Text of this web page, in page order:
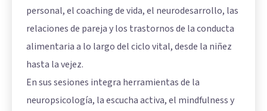
personal, el coaching de vida, el neurodesarrollo, las
relaciones de pareja y los trastornos de la conducta
alimentaria a lo largo del ciclo vital, desde la niñez
hasta la vejez.
En sus sesiones integra herramientas de la
neuropsicología, la escucha activa, el mindfulness y